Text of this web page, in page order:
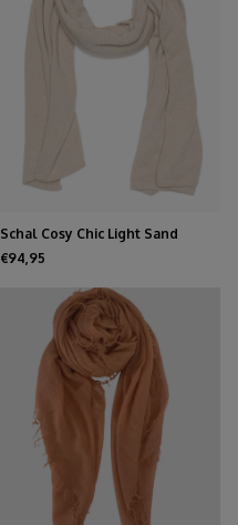
Schal Cosy Chic Light Sand
€94,95